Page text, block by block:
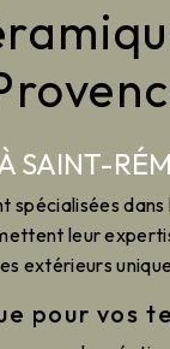
SAINT-
spécialisées
leur
extérieurs
pour vos